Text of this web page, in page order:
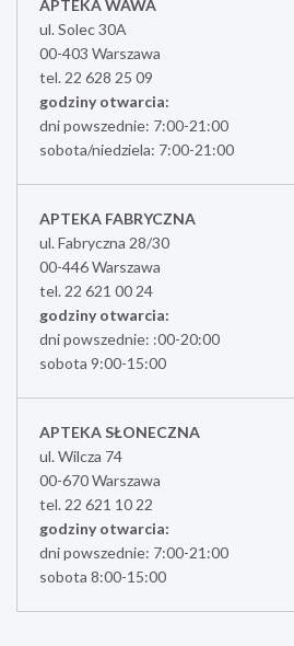
APTEKA WAWA
ul. Solec 30A
00-403 Warszawa
tel. 22 628 25 09
godziny otwarcia:
dni powszednie: 7:00-21:00
sobota/niedziela: 7:00-21:00
APTEKA FABRYCZNA
ul. Fabryczna 28/30
00-446 Warszawa
tel. 22 621 00 24
godziny otwarcia:
dni powszednie: :00-20:00
sobota 9:00-15:00
APTEKA SŁONECZNA
ul. Wilcza 74
00-670 Warszawa
tel. 22 621 10 22
godziny otwarcia:
dni powszednie: 7:00-21:00
sobota 8:00-15:00